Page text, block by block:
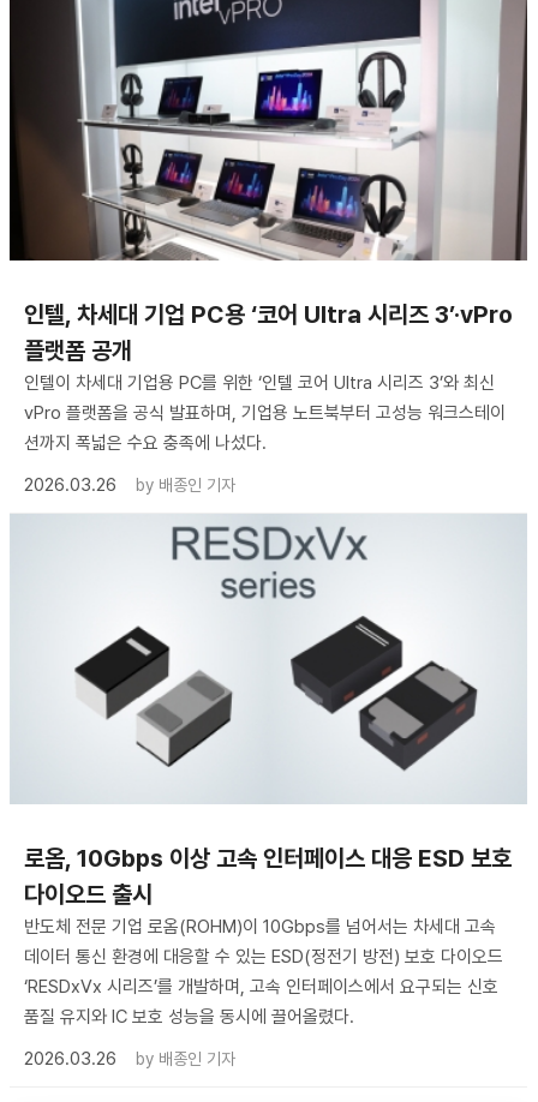
인텔, 차세대 기업 PC용 ‘코어 Ultra 시리즈 3’·vPro
플랫폼 공개
인텔이 차세대 기업용 PC를 위한 ‘인텔 코어 Ultra 시리즈 3’와 최신
vPro 플랫폼을 공식 발표하며, 기업용 노트북부터 고성능 워크스테이
션까지 폭넓은 수요 충족에 나섰다.
2026.03.26
by 배종인 기자
로옴, 10Gbps 이상 고속 인터페이스 대응 ESD 보호
다이오드 출시
반도체 전문 기업 로옴(ROHM)이 10Gbps를 넘어서는 차세대 고속
데이터 통신 환경에 대응할 수 있는 ESD(정전기 방전) 보호 다이오드
‘RESDxVx 시리즈’를 개발하며, 고속 인터페이스에서 요구되는 신호
품질 유지와 IC 보호 성능을 동시에 끌어올렸다.
2026.03.26
by 배종인 기자